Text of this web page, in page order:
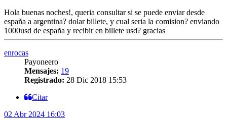
Hola buenas noches!, queria consultar si se puede enviar desde
españa a argentina? dolar billete, y cual seria la comision? enviando
1000usd de españa y recibir en billete usd? gracias
enrocas
Payoneero
Mensajes: 19
Registrado: 28 Dic 2018 15:53
Citar
02 Abr 2024 16:03